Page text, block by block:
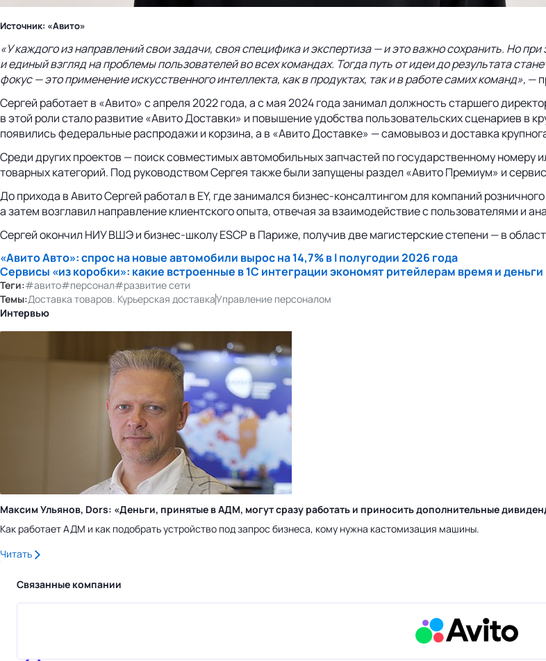
Источник: «Авито»
«У каждого из направлений свои задачи, своя специфика и экспертиза — и это важно сохранить. Но
и единый взгляд на проблемы пользователей во всех командах. Тогда путь от идеи до результата
фокус — это применение искусственного интеллекта, как в продуктах, так и в работе самих команд», —
Сергей работает в «Авито» с апреля 2022 года, а с мая 2024 года занимал должность старшего
в этой роли стало развитие «Авито Доставки» и повышение удобства пользовательских сценариев в
появились федеральные распродажи и корзина, а в «Авито Доставке» — самовывоз и доставка
Среди других проектов — поиск совместимых автомобильных запчастей по государственному
товарных категорий. Под руководством Сергея также были запущены раздел «Авито Премиум» и
До прихода в Авито Сергей работал в EY, где занимался бизнес-консалтингом для компаний
а затем возглавил направление клиентского опыта, отвечая за взаимодействие с пользователями и
Сергей окончил НИУ ВШЭ и бизнес-школу ESCP в Париже, получив две магистерские степени — в
«Авито Авто»: спрос на новые автомобили вырос на 14,7% в I полугодии 2026 года
Сервисы «из коробки»: какие встроенные в 1С интеграции экономят ритейлерам время и деньги
Теги:#авито#персонал#развитие сети
Темы:Доставка товаров. Курьерская доставкаУправление персоналом
Интервью
Максим Ульянов, Dors: «Деньги, принятые в АДМ, могут сразу работать и приносить дополнительные
Как работает АДМ и как подобрать устройство под запрос бизнеса, кому нужна кастомизация машины.
Читать
Связанные компании